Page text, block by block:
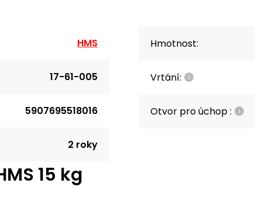
HMS
17-61-005
5907695518016
2 roky
Hmotnost:
Vrtání:
Otvor pro úchop :
15 kg